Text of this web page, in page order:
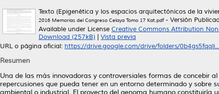
Texto (Epigenética y los espacios arquitectónicos de la
2016 Memorias del Congreso Celaya Tomo 17 Kat.pdf- Versión
Available under License Creative Commons Attribution
Download (257kB)
Vista previa
URL o página oficial: https://drive.google.com/drive/folders/0b4gs5fqqli...
Resumen
Una de las más innovadoras y controversiales formas de concebir
repercusiones que pueda tener en un entorno determinado y sobre
ambiental o industrial. El proyecto del genoma humano constituiría